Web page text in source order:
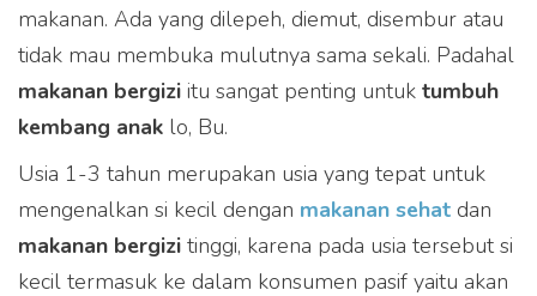
makanan. Ada yang dilepeh, diemut, disembur atau
tidak mau membuka mulutnya sama sekali. Padahal
makanan bergizi itu sangat penting untuk tumbuh
kembang anak lo, Bu.
Usia 1-3 tahun merupakan usia yang tepat untuk
mengenalkan si kecil dengan makanan sehat dan
makanan bergizi tinggi, karena pada usia tersebut si
kecil termasuk ke dalam konsumen pasif yaitu akan